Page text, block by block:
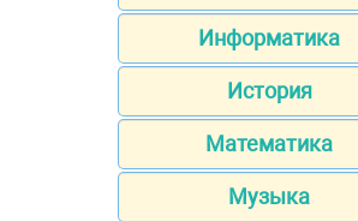
Информатика
История
Математика
Музыка